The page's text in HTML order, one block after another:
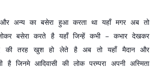
और अन्य का बसेरा हुआ करता था यहाँ मगर अब तो
बसेरा करते है यहाँ जिन्हें कभी – कभार देखकर
की तरह खुश हो लेते है अब तो यहाँ मैदान और
है जिनमे आदिवासी की लोक परम्परा अपनी अस्मिता